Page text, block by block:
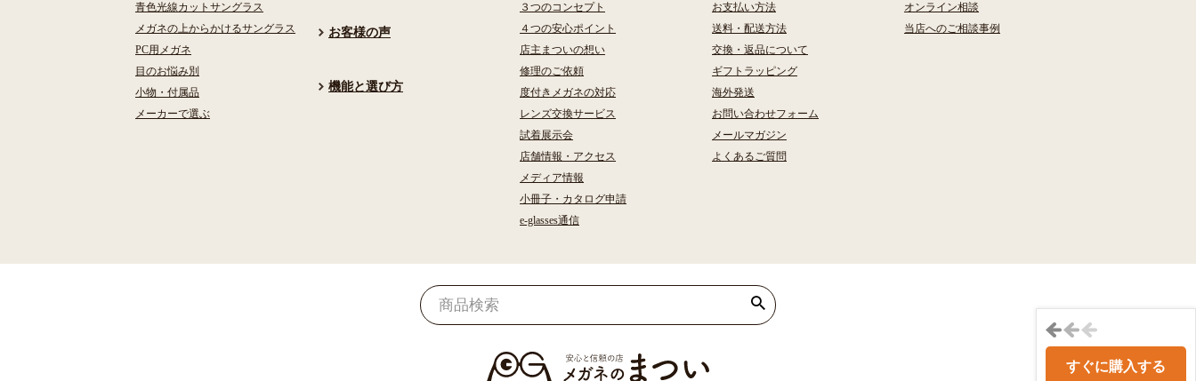
青色光線カットサングラス
メガネの上からかけるサングラス
PC用メガネ
目のお悩み別
小物・付属品
メーカーで選ぶ
お客様の声
機能と選び方
オンライン相談
当店へのご相談事例
３つのコンセプト
４つの安心ポイント
店主まついの想い
修理のご依頼
度付きメガネの対応
レンズ交換サービス
試着展示会
店舗情報・アクセス
メディア情報
小冊子・カタログ申請
e-glasses通信
お支払い方法
送料・配送方法
交換・返品について
ギフトラッピング
海外発送
お問い合わせフォーム
メールマガジン
よくあるご質問
すぐに購入する